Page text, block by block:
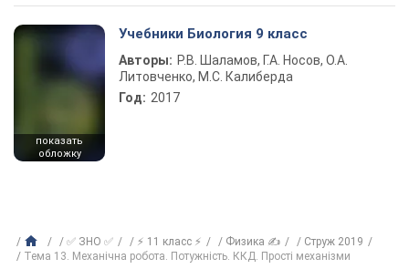
показать
обложку
Учебники Биология 9 класс
Авторы: Р.В. Шаламов, Г.А. Носов, О.А.
Литовченко, М.С. Калиберда
Год: 2017
✅ ЗНО ✅ ⚡ 11 класс ⚡ Физика ✍
Струж 2019
Тема 13. Механічна робота. Потужність. ККД. Прості механізми